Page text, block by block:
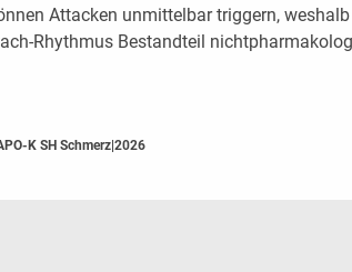
Attacken unmittelbar triggern,
Rhythmus Bestandteil
K SH Schmerz|2026